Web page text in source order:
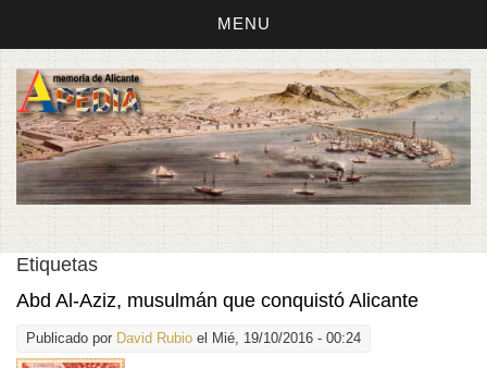
MENU
Etiquetas
Abd Al-Aziz, musulmán que conquistó Alicante
Publicado por David Rubio el Mié, 19/10/2016 - 00:24